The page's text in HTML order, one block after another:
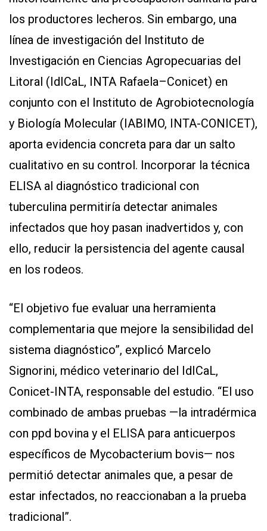
los productores lecheros. Sin embargo, una
línea de investigación del Instituto de
Investigación en Ciencias Agropecuarias del
Litoral (IdICaL, INTA Rafaela–Conicet) en
conjunto con el Instituto de Agrobiotecnología
y Biología Molecular (IABIMO, INTA-CONICET),
aporta evidencia concreta para dar un salto
cualitativo en su control. Incorporar la técnica
ELISA al diagnóstico tradicional con
tuberculina permitiría detectar animales
infectados que hoy pasan inadvertidos y, con
ello, reducir la persistencia del agente causal
en los rodeos.
“El objetivo fue evaluar una herramienta
complementaria que mejore la sensibilidad del
sistema diagnóstico”, explicó Marcelo
Signorini, médico veterinario del IdICaL,
Conicet-INTA, responsable del estudio. “El uso
combinado de ambas pruebas —la intradérmica
con ppd bovina y el ELISA para anticuerpos
específicos de Mycobacterium bovis— nos
permitió detectar animales que, a pesar de
estar infectados, no reaccionaban a la prueba
tradicional”.